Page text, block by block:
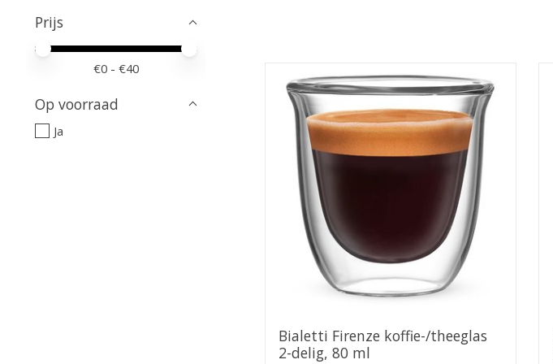
Prijs
Minimale prijswaarde
Price maximum value
€0 - €40
Op voorraad
Ja
Bialetti Firenze koffie-/theeglas
2-delig, 80 ml